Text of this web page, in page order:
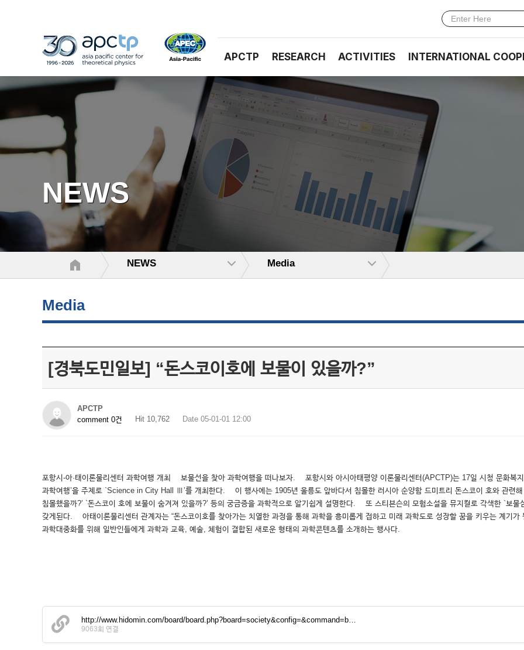
APCTP RESEARCH ACTIVITIES INTERNATIONAL
NEWS
NEWS Media
Media
[경북도민일보] “돈스코이호에 보물이 있을까?”
APCTP
comment 0건
Hit 10,762 Date 05-01-01 12:00
포항시-아·태이론물리센터 과학여행 개최 보물선을 찾아 과학여행을 떠나보자. 포항시와 아시아태평양 이론물리센터(APCTP)는 17일 시청 문화복
과학여행’을 주제로 `Science in City Hall Ⅲ’를 개최한다. 이 행사에는 1905년 울릉도 앞바다서 침몰한 러시아 순양함 드미트리 돈스코이 호와 관련
침몰했을까?’ `돈스코이 호에 보물이 숨겨져 있을까?’ 등의 궁금증을 과학적으로 알기쉽게 설명한다. 또 스티븐슨의 모험소설을 뮤지컬로 각색한 `보물
갖게된다. 아태이론물리센터 관계자는 “돈스코이호를 찾아가는 치열한 과정을 통해 과학을 흥미롭게 접하고 미래 과학도로 성장할 꿈을 키우는 계
과학대중화를 위해 일반인들에게 과학과 교육, 예술, 체험이 결합된 새로운 형태의 과학콘텐츠를 소개하는 행사다.
http://www.hidomin.com/board/board.php?board=society&config=&command=b…
9063회 연결